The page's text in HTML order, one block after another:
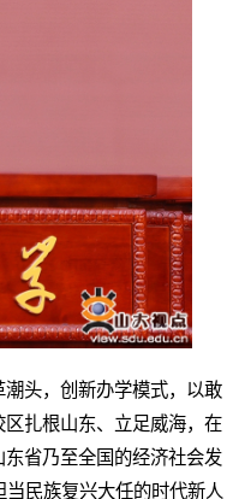
头，创新办学模式，以敢
扎根山东、立足威海，在
省乃至全国的经济社会发
民族复兴大任的时代新人